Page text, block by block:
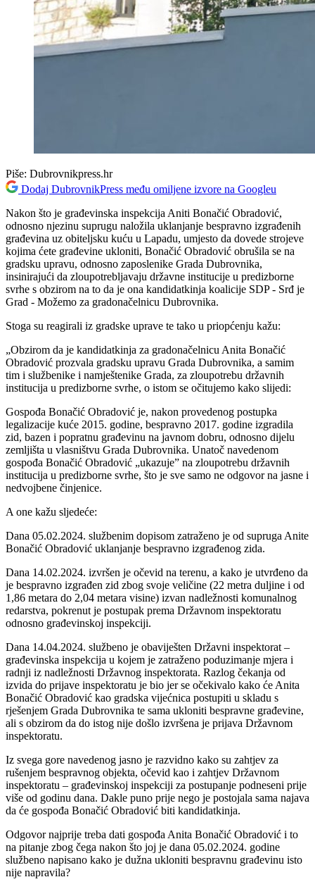
Piše: Dubrovnikpress.hr
Dodaj DubrovnikPress među omiljene izvore na Googleu
Nakon što je građevinska inspekcija Aniti Bonačić Obradović,
odnosno njezinu suprugu naložila uklanjanje bespravno izgrađenih
građevina uz obiteljsku kuću u Lapadu, umjesto da dovede strojeve
kojima ćete građevine ukloniti, Bonačić Obradović obrušila se na
gradsku upravu, odnosno zaposlenike Grada Dubrovnika,
insinirajući da zloupotrebljavaju državne institucije u predizborne
svrhe s obzirom na to da je ona kandidatkinja koalicije SDP - Srđ je
Grad - Možemo za gradonačelnicu Dubrovnika.
Stoga su reagirali iz gradske uprave te tako u priopćenju kažu:
„Obzirom da je kandidatkinja za gradonačelnicu Anita Bonačić
Obradović prozvala gradsku upravu Grada Dubrovnika, a samim
tim i službenike i namještenike Grada, za zloupotrebu državnih
institucija u predizborne svrhe, o istom se očitujemo kako slijedi:
Gospođa Bonačić Obradović je, nakon provedenog postupka
legalizacije kuće 2015. godine, bespravno 2017. godine izgradila
zid, bazen i popratnu građevinu na javnom dobru, odnosno dijelu
zemljišta u vlasništvu Grada Dubrovnika. Unatoč navedenom
gospođa Bonačić Obradović „ukazuje” na zloupotrebu državnih
institucija u predizborne svrhe, što je sve samo ne odgovor na jasne i
nedvojbene činjenice.
A one kažu sljedeće:
Dana 05.02.2024. službenim dopisom zatraženo je od supruga Anite
Bonačić Obradović uklanjanje bespravno izgrađenog zida.
Dana 14.02.2024. izvršen je očevid na terenu, a kako je utvrđeno da
je bespravno izgrađen zid zbog svoje veličine (22 metra duljine i od
1,86 metara do 2,04 metara visine) izvan nadležnosti komunalnog
redarstva, pokrenut je postupak prema Državnom inspektoratu
odnosno građevinskoj inspekciji.
Dana 14.04.2024. službeno je obaviješten Državni inspektorat –
građevinska inspekcija u kojem je zatraženo poduzimanje mjera i
radnji iz nadležnosti Državnog inspektorata. Razlog čekanja od
izvida do prijave inspektoratu je bio jer se očekivalo kako će Anita
Bonačić Obradović kao gradska vijećnica postupiti u skladu s
rješenjem Grada Dubrovnika te sama ukloniti bespravne građevine,
ali s obzirom da do istog nije došlo izvršena je prijava Državnom
inspektoratu.
Iz svega gore navedenog jasno je razvidno kako su zahtjev za
rušenjem bespravnog objekta, očevid kao i zahtjev Državnom
inspektoratu – građevinskoj inspekciji za postupanje podneseni prije
više od godinu dana. Dakle puno prije nego je postojala sama najava
da će gospođa Bonačić Obradović biti kandidatkinja.
Odgovor najprije treba dati gospođa Anita Bonačić Obradović i to
na pitanje zbog čega nakon što joj je dana 05.02.2024. godine
službeno napisano kako je dužna ukloniti bespravnu građevinu isto
nije napravila?